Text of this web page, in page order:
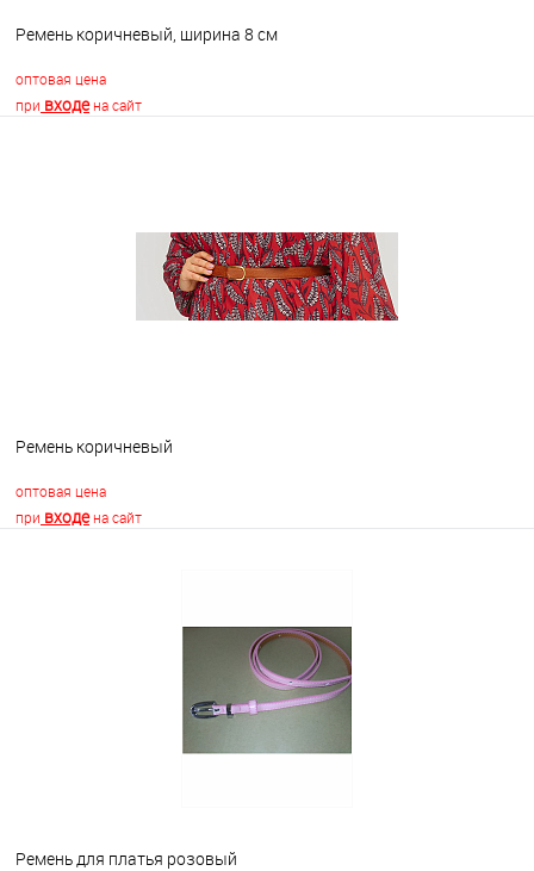
Ремень коричневый, ширина 8 см
оптовая цена
при входена сайт
В наличии
Ремень коричневый
оптовая цена
при входена сайт
Недоступно
Ремень для платья розовый